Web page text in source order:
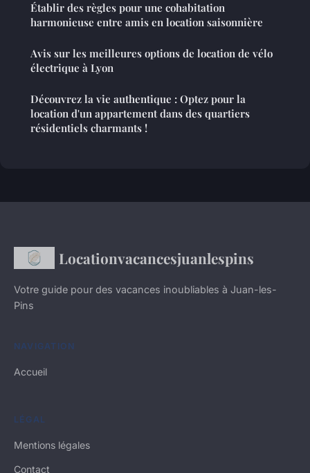
Établir des règles pour une cohabitation
harmonieuse entre amis en location saisonnière
Avis sur les meilleures options de location de vélo
électrique à Lyon
Découvrez la vie authentique : Optez pour la
location d'un appartement dans des quartiers
résidentiels charmants !
Locationvacancesjuanlespins
Votre guide pour des vacances inoubliables à Juan-les-
Pins
NAVIGATION
Accueil
LÉGAL
Mentions légales
Contact